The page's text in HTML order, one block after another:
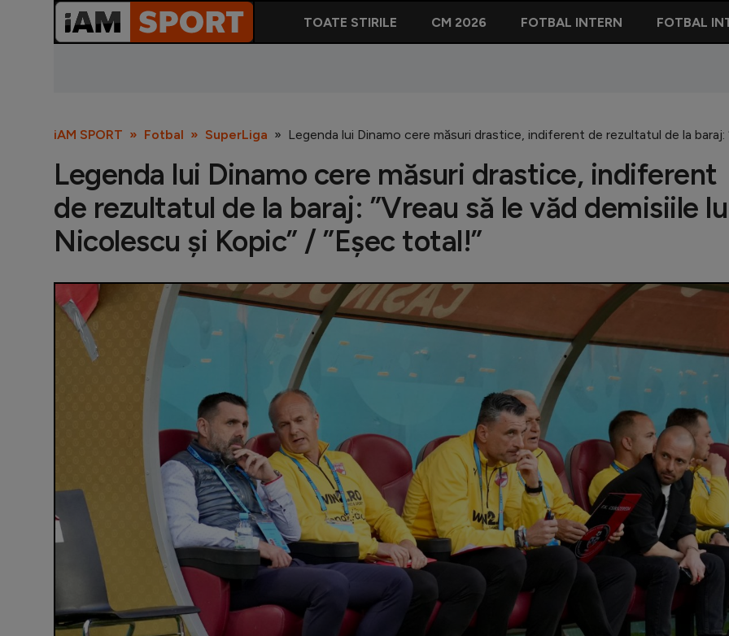
TOATE STIRILE CM 2026 FOTBAL INTERN FOTBAL
iAM SPORT Fotbal SuperLiga Legenda lui Dinamo cere măsuri drastice, indiferent de rezultatul de la
Legenda lui Dinamo cere măsuri drastice, indiferent
de rezultatul de la baraj: ”Vreau să le văd demisiile
Nicolescu și Kopic” / ”Eșec total!”